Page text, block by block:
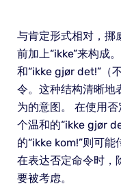
与肯定形式相对，挪
前加上“ikke”来构成
和“ikke gjør det!”（
令。这种结构清晰地
为的意图。 在使用
个温和的“ikke gjør
的“ikke kom!”则可能
在表达否定命令时，
要被考虑。